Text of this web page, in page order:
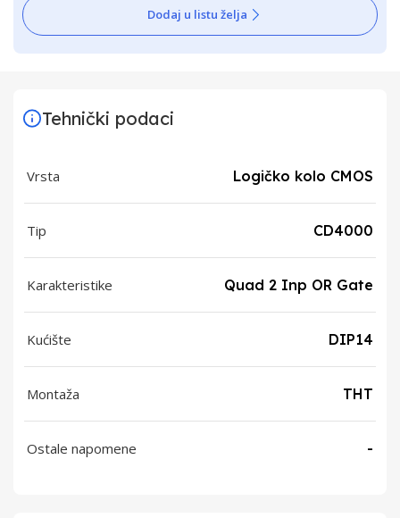
Dodaj u listu želja
Tehnički podaci
Vrsta Logičko kolo CMOS
Tip CD4000
Karakteristike Quad 2 Inp OR Gate
Kućište DIP14
Montaža THT
Ostale napomene -